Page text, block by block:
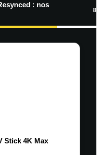
: nos
8
Stick 4K Max